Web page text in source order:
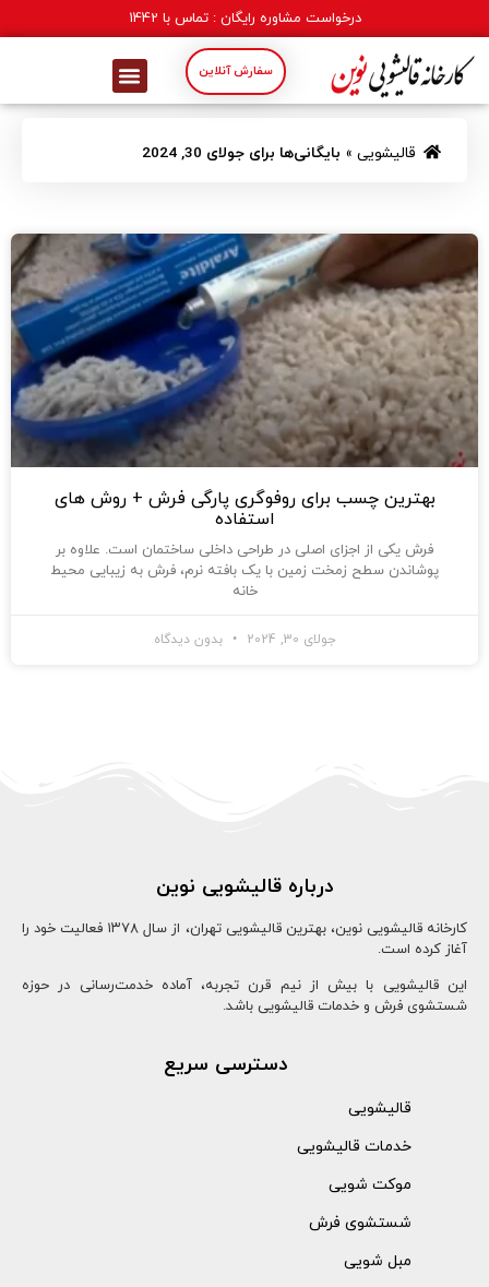
درخواست مشاوره رایگان : تماس با 1442
سفارش آنلاین
قالیشویی » بایگانی‌ها برای جولای 30, 2024
بهترین چسب برای روفوگری پارگی فرش + روش های
استفاده
فرش یکی از اجزای اصلی در طراحی داخلی ساختمان است. علاوه بر
پوشاندن سطح زمخت زمین با یک بافته نرم، فرش به زیبایی محیط
خانه
جولای 30, 2024 بدون دیدگاه
درباره قالیشویی نوین
کارخانه قالیشویی نوین، بهترین قالیشویی تهران، از سال ۱۳78 فعالیت خود را
آغاز کرده است.
این قالیشویی با بیش از نیم قرن تجربه، آماده خدمت‌رسانی در حوزه
شستشوی فرش و خدمات قالیشویی باشد.
دسترسی سریع
قالیشویی
خدمات قالیشویی
موکت شویی
شستشوی فرش
مبل شویی